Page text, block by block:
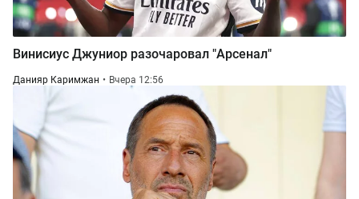
Винисиус Джуниор разочаровал "Арсенал"
Данияр Каримжан Вчера 12:56